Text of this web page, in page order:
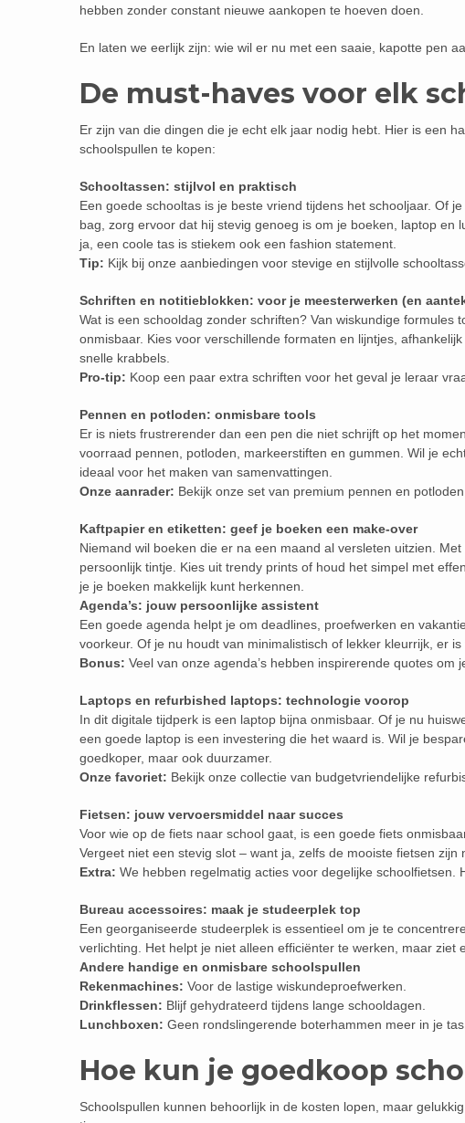
hebben zonder constant nieuwe aankopen te hoeven doen.
En laten we eerlijk zijn: wie wil er nu met een saaie, kapotte pen
De must-haves voor elk
Er zijn van die dingen die je echt elk jaar nodig hebt. Hier is een
schoolspullen te kopen:
Schooltassen: stijlvol en praktisch
Een goede schooltas is je beste vriend tijdens het schooljaar. Of
bag, zorg ervoor dat hij stevig genoeg is om je boeken, laptop
ja, een coole tas is stiekem ook een fashion statement.
Tip: Kijk bij onze aanbiedingen voor stevige en stijlvolle
Schriften en notitieblokken: voor je meesterwerken (en
Wat is een schooldag zonder schriften? Van wiskundige formules
onmisbaar. Kies voor verschillende formaten en lijntjes,
snelle krabbels.
Pro-tip: Koop een paar extra schriften voor het geval je leraar
Pennen en potloden: onmisbare tools
Er is niets frustrerender dan een pen die niet schrijft op het
voorraad pennen, potloden, markeerstiften en gummen. Wil je
ideaal voor het maken van samenvattingen.
Onze aanrader: Bekijk onze set van premium pennen en
Kaftpapier en etiketten: geef je boeken een make-over
Niemand wil boeken die er na een maand al versleten uitzien.
persoonlijk tintje. Kies uit trendy prints of houd het simpel met
je je boeken makkelijk kunt herkennen.
Agenda’s: jouw persoonlijke assistent
Een goede agenda helpt je om deadlines, proefwerken en
voorkeur. Of je nu houdt van minimalistisch of lekker kleurrijk, er
Bonus: Veel van onze agenda’s hebben inspirerende quotes om
Laptops en refurbished laptops: technologie voorop
In dit digitale tijdperk is een laptop bijna onmisbaar. Of je nu
een goede laptop is een investering die het waard is. Wil je
goedkoper, maar ook duurzamer.
Onze favoriet: Bekijk onze collectie van budgetvriendelijke
Fietsen: jouw vervoersmiddel naar succes
Voor wie op de fiets naar school gaat, is een goede fiets
Vergeet niet een stevig slot – want ja, zelfs de mooiste fietsen zijn
Extra: We hebben regelmatig acties voor degelijke schoolfietsen.
Bureau accessoires: maak je studeerplek top
Een georganiseerde studeerplek is essentieel om je te
verlichting. Het helpt je niet alleen efficiënter te werken, maar ziet
Andere handige en onmisbare schoolspullen
Rekenmachines: Voor de lastige wiskundeproefwerken.
Drinkflessen: Blijf gehydrateerd tijdens lange schooldagen.
Lunchboxen: Geen rondslingerende boterhammen meer in je
Hoe kun je goedkoop
Schoolspullen kunnen behoorlijk in de kosten lopen, maar